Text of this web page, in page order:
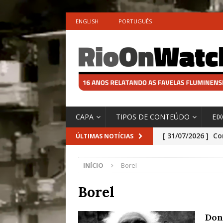
ENGLISH PORTUGUÊS
CAPA TIPOS DE CONTEÚDO
ÚLTIMAS NOTÍCIAS [ 31/07/2026 ]
Especial do
INÍCIO Borel
Borel